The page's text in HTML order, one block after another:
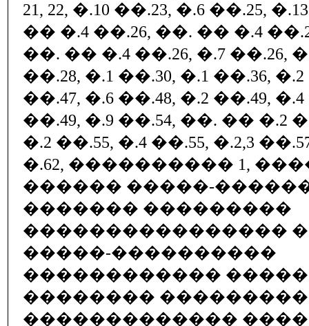
21, 22, �.10 ��.23, �.6 ��.25,
�� �.4 ��.26, ��. �� �.4
��. �� �.4 ��.26, �.7 ��.26,
��.28, �.1 ��.30, �.1 ��.36,
��.47, �.6 ��.48, �.2 ��.49, �.4
��.49, �.9 ��.54, ��. �� �.2
�.2 ��.55, �.4 ��.55, �.2,3
�.62, ���������� 1,
������ �����-
������� ���������
����������������
�����-����������
������������
�������� ���������
�������������